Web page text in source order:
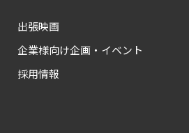
出張映画
企業様向け企画・イベント
採用情報